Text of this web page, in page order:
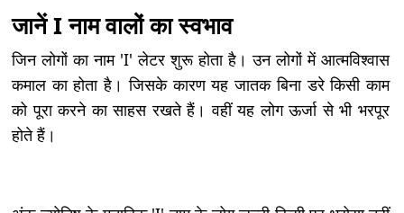
जानें I नाम वालों का स्वभाव
जिन लोगों का नाम 'I' लेटर शुरू होता है। उन लोगों में आत्मविश्वास
कमाल का होता है। जिसके कारण यह जातक बिना डरे किसी काम
को पूरा करने का साहस रखते हैं। वहीं यह लोग ऊर्जा से भी भरपूर
होते हैं।